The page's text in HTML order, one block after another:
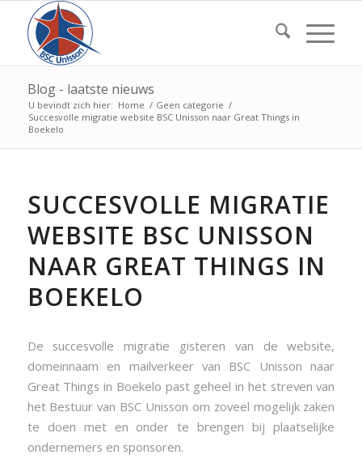
Blog - laatste nieuws
U bevindt zich hier: Home / Geen categorie /
Succesvolle migratie website BSC Unisson naar Great Things in
Boekelo
SUCCESVOLLE MIGRATIE
WEBSITE BSC UNISSON
NAAR GREAT THINGS IN
BOEKELO
De succesvolle migratie gisteren van de website,
domeinnaam en mailverkeer van BSC Unisson naar
Great Things in Boekelo past geheel in het streven van
het Bestuur van BSC Unisson om zoveel mogelijk zaken
te doen met en onder te brengen bij plaatselijke
ondernemers en sponsoren.